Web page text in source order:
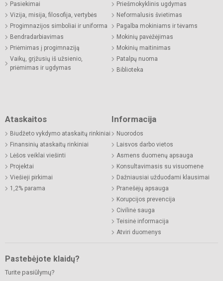
Pasiekimai
Vizija, misija, filosofija, vertybės
Progimnazijos simboliai ir uniforma
Bendradarbiavimas
Priėmimas į progimnaziją
Vaikų, grįžusių iš užsienio,
priėmimas ir ugdymas
Priešmokyklinis ugdymas
Neformalusis švietimas
Pagalba mokiniams ir tėvams
Mokinių pavėžėjimas
Mokinių maitinimas
Patalpų nuoma
Biblioteka
Ataskaitos
Biudžeto vykdymo ataskaitų rinkiniai
Finansinių ataskaitų rinkiniai
Lėšos veiklai viešinti
Projektai
Viešieji pirkimai
1,2% parama
Informacija
Nuorodos
Laisvos darbo vietos
Asmens duomenų apsauga
Konsultavimasis su visuomene
Dažniausiai užduodami klausimai
Pranešėjų apsauga
Korupcijos prevencija
Civilinė sauga
Teisinė informacija
Atviri duomenys
Pastebėjote klaidų?
Turite pasiūlymų?